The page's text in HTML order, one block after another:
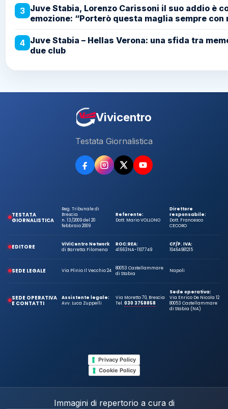
3 Juve Stabia, Lorenzo Carissoni il suo addio è
emozione: “Porterò questa maglia sempre con
4 Juve Stabia – Hellas Verona: una sfida tra
due club
Vivicentro
Testata Giornalistica
TESTATA
GIORNALISTICA
Reg. Tribunale di
Brescia
n. 13/2009 del 20
febbraio 2009
Referente:
Dott. Mario VOLLONO
Direttore
responsabile:
Dott. Francesco
CECORO
EDITORE
ViViCentro Network
di Barretta Filomena
ROC:
41663
REA:
NA-1107749
CF/P. IVA:
10464981215
SEDE LEGALE Via Plinio Il Vecchio 24
80053 Castellammare
di Stabia
Napoli
SEDE OPERATIVA
E CONTATTI
Assistente legale:
Avv. Luca Zuppelli
Via Moretto 70, Brescia
Tel.030 3758858
Sede operativa:
Via Enrico De Nicola 12
80053 Castellammare
di Stabia (NA)
Privacy Policy
Cookie Policy
Immagini di repertorio a cura di